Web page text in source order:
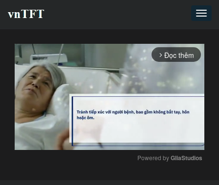
arrow_forward_ios Đọc thêm
Powered by GliaStudios